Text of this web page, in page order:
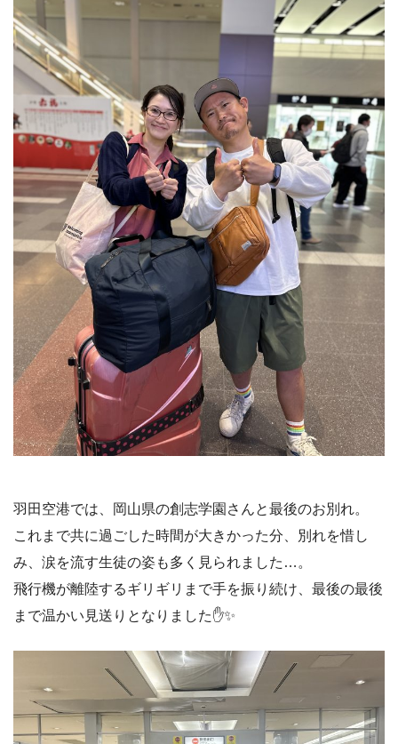
羽田空港では、岡山県の創志学園さんと最後のお別れ。
これまで共に過ごした時間が大きかった分、別れを惜し
み、涙を流す生徒の姿も多く見られました…。
飛行機が離陸するギリギリまで手を振り続け、最後の最後
まで温かい見送りとなりました✋✨